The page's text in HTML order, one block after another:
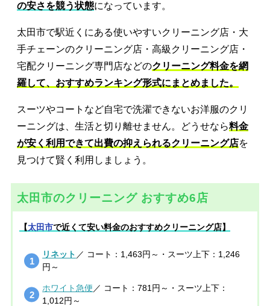
の安さを競う状態になっています。
太田市で駅近くにある使いやすいクリーニング店・大
手チェーンのクリーニング店・高級クリーニング店・
宅配クリーニング専門店などのクリーニング料金を網
羅して、おすすめランキング形式にまとめました。
スーツやコートなど自宅で洗濯できないお洋服のクリ
ーニングは、生活と切り離せません。どうせなら料金
が安く利用できて出費の抑えられるクリーニング店を
見つけて賢く利用しましょう。
太田市のクリーニング おすすめ6店
【太田市で近くて安い料金のおすすめクリーニング店】
リネット ／ コート：1,463円～・スーツ上下：1,246
円～
ホワイト急便 ／ コート：781円～・スーツ上下：
1,012円～